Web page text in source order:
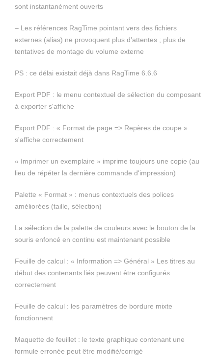
sont instantanément ouverts
– Les références RagTime pointant vers des fichiers
externes (alias) ne provoquent plus d'attentes ; plus de
tentatives de montage du volume externe
PS : ce délai existait déjà dans RagTime 6.6.6
Export PDF : le menu contextuel de sélection du composant
à exporter s'affiche
Export PDF : « Format de page => Repères de coupe »
s'affiche correctement
« Imprimer un exemplaire » imprime toujours une copie (au
lieu de répéter la dernière commande d'impression)
Palette « Format » : menus contextuels des polices
améliorées (taille, sélection)
La sélection de la palette de couleurs avec le bouton de la
souris enfoncé en continu est maintenant possible
Feuille de calcul : « Information => Général » Les titres au
début des contenants liés peuvent être configurés
correctement
Feuille de calcul : les paramètres de bordure mixte
fonctionnent
Maquette de feuillet : le texte graphique contenant une
formule erronée peut être modifié/corrigé